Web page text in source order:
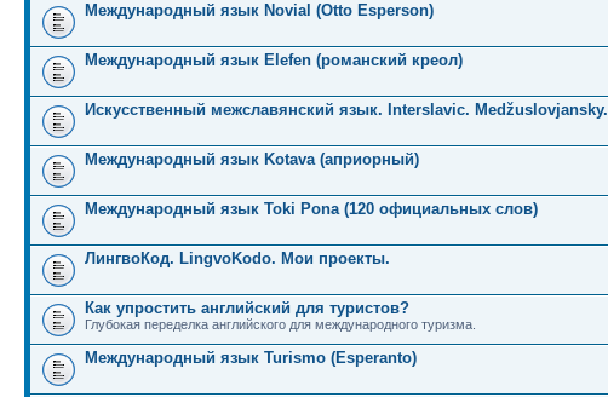
Международный язык Novial (Otto Esperson)
Международный язык Elefen (романский креол)
Искусственный межславянский язык. Interslavic. Medžuslovjansky.
Международный язык Kotava (априорный)
Международный язык Toki Pona (120 официальных слов)
ЛингвоКод. LingvoKodo. Мои проекты.
Как упростить английский для туристов?
Глубокая переделка английского для международного туризма.
Международный язык Turismo (Esperanto)